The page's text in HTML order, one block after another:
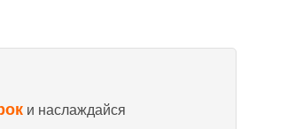
и наслаждайся